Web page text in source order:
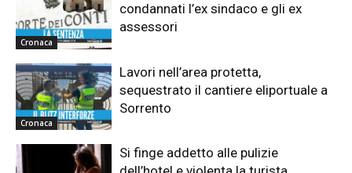
Cronaca
condannati l’ex sindaco e gli ex
assessori
Cronaca
Lavori nell’area protetta,
sequestrato il cantiere eliportuale a
Sorrento
Si finge addetto alle pulizie